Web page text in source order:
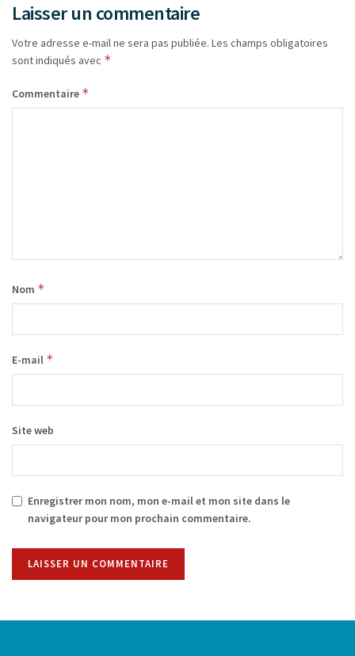
Laisser un commentaire
Votre adresse e-mail ne sera pas publiée. Les champs obligatoires
sont indiqués avec *
Commentaire *
Nom *
E-mail *
Site web
Enregistrer mon nom, mon e-mail et mon site dans le
navigateur pour mon prochain commentaire.